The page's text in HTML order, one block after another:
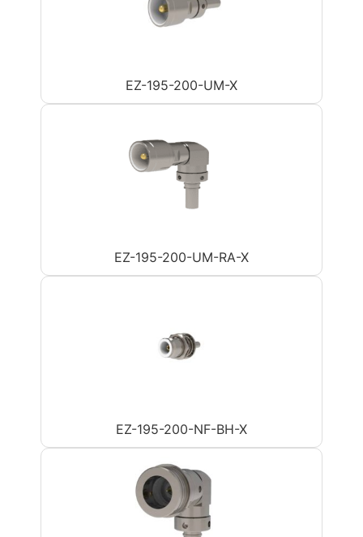
EZ-195-200-UM-X
EZ-195-200-UM-RA-X
EZ-195-200-NF-BH-X